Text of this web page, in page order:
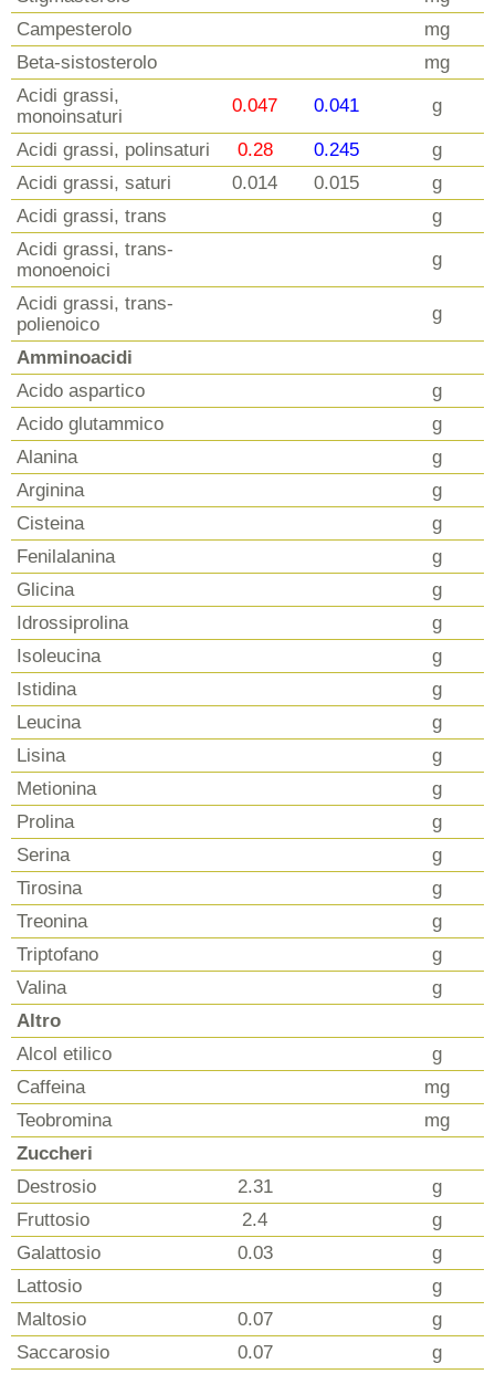
Campesterolo
mg
Beta-sistosterolo
mg
Acidi grassi,
monoinsaturi
0.047 0.041 g
Acidi grassi, polinsaturi 0.28 0.245
g
Acidi grassi, saturi
0.014 0.015
g
Acidi grassi, trans
g
Acidi grassi, trans-
monoenoici
g
Acidi grassi, trans-
polienoico
g
Amminoacidi
Acido aspartico
g
Acido glutammico
g
Alanina
g
Arginina
g
Cisteina
g
Fenilalanina
g
Glicina
g
Idrossiprolina
g
Isoleucina
g
Istidina
g
Leucina
g
Lisina
g
Metionina
g
Prolina
g
Serina
g
Tirosina
g
Treonina
g
Triptofano
g
Valina
g
Altro
Alcol etilico
g
Caffeina
mg
Teobromina
mg
Zuccheri
Destrosio
2.31
g
Fruttosio
2.4
g
Galattosio
0.03
g
Lattosio
g
Maltosio
0.07
g
Saccarosio
0.07
g